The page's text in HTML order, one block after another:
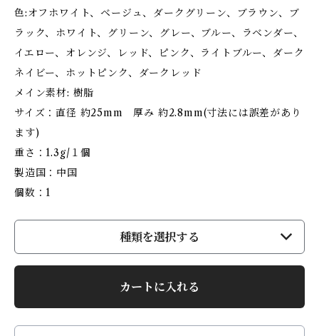
色:オフホワイト、ベージュ、ダークグリーン、ブラウン、ブ
ラック、ホワイト、グリーン、グレー、ブルー、ラベンダー、
イエロー、オレンジ、レッド、ピンク、ライトブルー、ダーク
ネイビー、ホットピンク、ダークレッド
メイン素材: 樹脂
サイズ：直径 約25mm 厚み 約2.8mm(寸法には誤差があり
ます)
重さ：1.3g/１個
製造国：中国
個数：1
種類を選択する
カートに入れる